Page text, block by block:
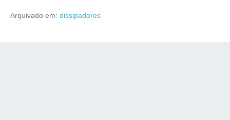
Arquivado em: dissipadores